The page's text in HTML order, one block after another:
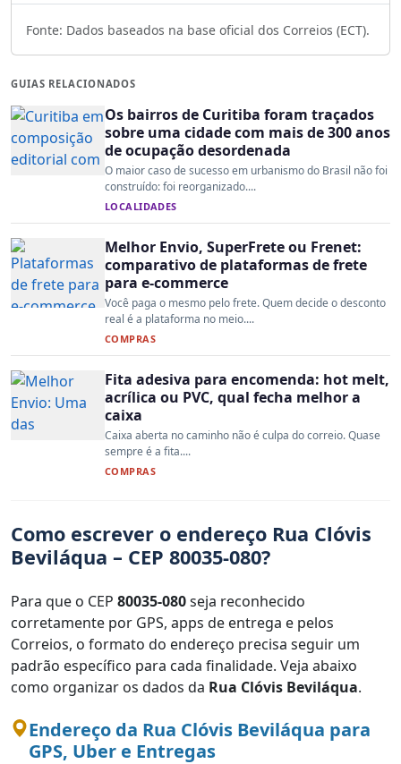
Fonte: Dados baseados na base oficial dos Correios (ECT).
GUIAS RELACIONADOS
Os bairros de Curitiba foram traçados
sobre uma cidade com mais de 300 anos
de ocupação desordenada
O maior caso de sucesso em urbanismo do Brasil não foi
construído: foi reorganizado....
LOCALIDADES
Melhor Envio, SuperFrete ou Frenet:
comparativo de plataformas de frete
para e-commerce
Você paga o mesmo pelo frete. Quem decide o desconto
real é a plataforma no meio....
COMPRAS
Fita adesiva para encomenda: hot melt,
acrílica ou PVC, qual fecha melhor a
caixa
Caixa aberta no caminho não é culpa do correio. Quase
sempre é a fita....
COMPRAS
Como escrever o endereço Rua Clóvis
Beviláqua – CEP 80035-080?
Para que o CEP 80035-080seja reconhecido
corretamente por GPS, apps de entrega e pelos
Correios, o formato do endereço precisa seguir um
padrão específico para cada finalidade. Veja abaixo
como organizar os dados da Rua Clóvis Beviláqua.
Endereço da Rua Clóvis Beviláqua para
GPS, Uber e Entregas